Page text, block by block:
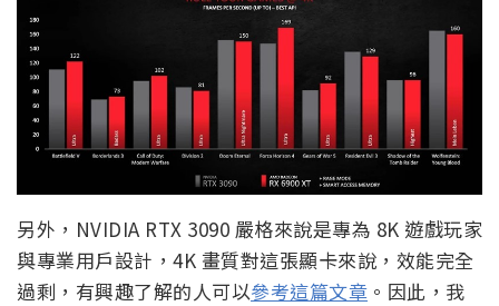
另外，NVIDIA RTX 3090 嚴格來說是專為 8K 遊戲玩家
與專業用戶設計，4K 畫質對這張顯卡來說，效能完全
過剩，有興趣了解的人可以參考這篇文章 。因此，我